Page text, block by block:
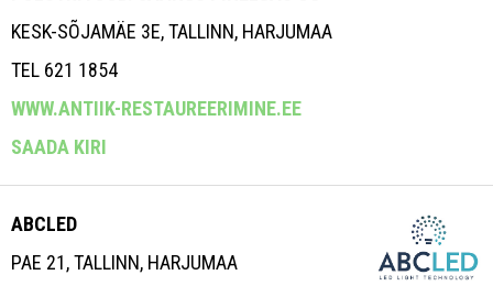
KESK-SÕJAMÄE 3E, TALLINN, HARJUMAA
TEL 621 1854
WWW.ANTIIK-RESTAUREERIMINE.EE
SAADA KIRI
ABCLED
PAE 21, TALLINN, HARJUMAA